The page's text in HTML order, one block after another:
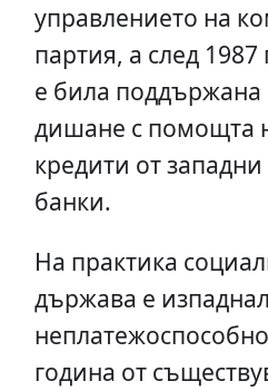
управлението на
партия, а след
е била поддържана
дишане с помощта
кредити от
банки.
На практика
държава е
година от